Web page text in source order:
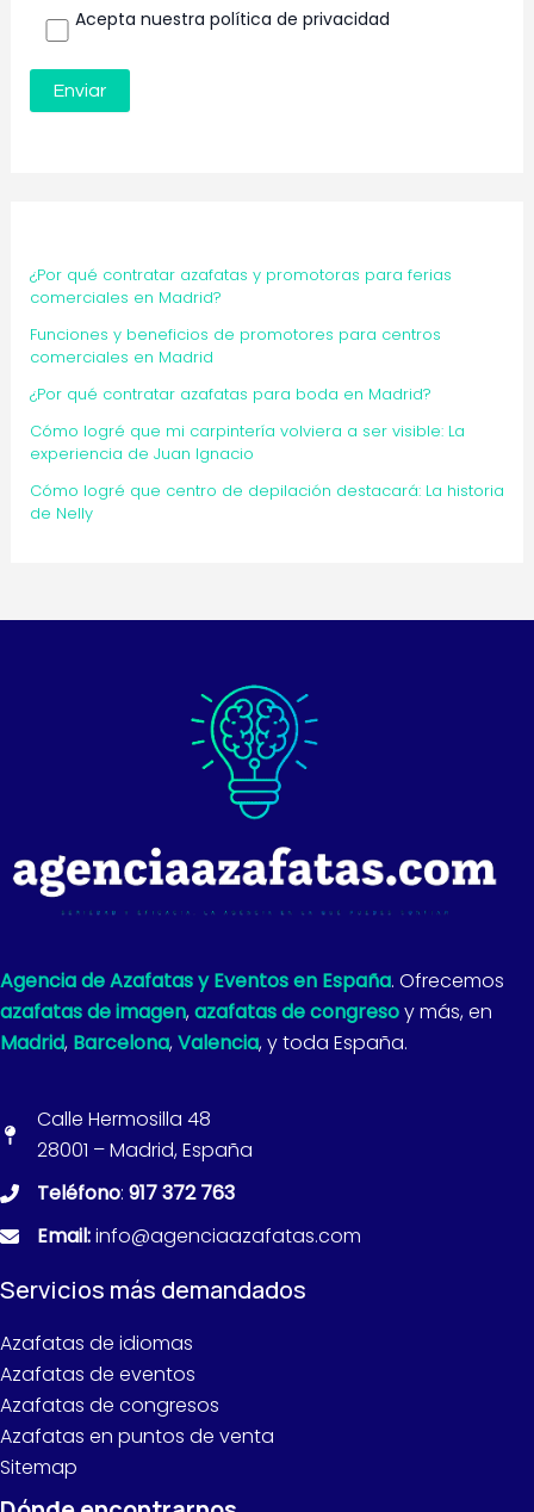
Acepta nuestra política de privacidad
¿Por qué contratar azafatas y promotoras para ferias
comerciales en Madrid?
Funciones y beneficios de promotores para centros
comerciales en Madrid
¿Por qué contratar azafatas para boda en Madrid?
Cómo logré que mi carpintería volviera a ser visible: La
experiencia de Juan Ignacio
Cómo logré que centro de depilación destacará: La historia
de Nelly
Agencia de Azafatas y Eventos en España. Ofrecemos
azafatas de imagen,azafatas de congresoy más, en
Madrid, Barcelona,Valencia, y toda España.
Calle Hermosilla 48
28001 – Madrid, España
Teléfono: 917 372 763
Email:info@agenciaazafatas.com
Servicios más demandados
Azafatas de idiomas
Azafatas de eventos
Azafatas de congresos
Azafatas en puntos de venta
Sitemap